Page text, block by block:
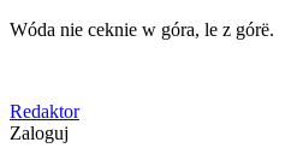
Wóda nie ceknie w góra, le z górë.
Redaktor
Zaloguj